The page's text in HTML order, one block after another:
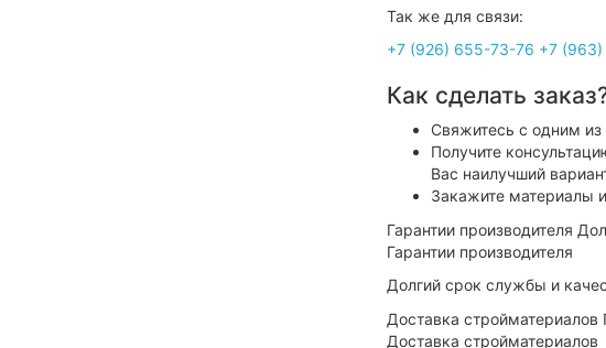
Так же для связи:
+7 (926) 655-73-76 +7
Как сделать
Свяжитесь с одним из
Получите
Вас наилучший
Закажите материалы
Гарантии производителя
Долгий срок службы и
Доставка стройматериалов